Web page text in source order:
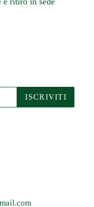
ISCRIVITI